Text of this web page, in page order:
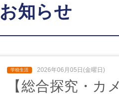
学校案内パンフレット
総合的探究（学習）の時間
制服紹介
桜美会
お知らせ
2026年06月05日(金曜日)
【総合探究・